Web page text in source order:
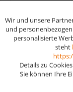
Merken
Funktionale
Wir und unsere
und
personalisierte
steht
Details zu
Sie können Ihre